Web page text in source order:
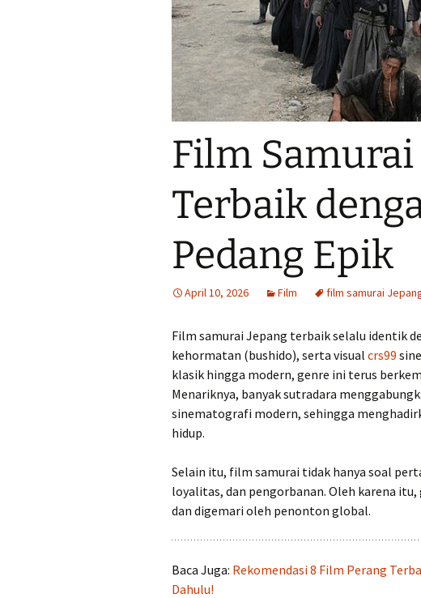
Film Samurai
Terbaik
Pedang Epik
April 10, 2026 Film film samurai
Film samurai Jepang terbaik selalu identik
kehormatan (bushido), serta visual crs99
klasik hingga modern, genre ini terus
Menariknya, banyak sutradara
sinematografi modern, sehingga
hidup.
Selain itu, film samurai tidak hanya soal
loyalitas, dan pengorbanan. Oleh karena
dan digemari oleh penonton global.
Baca Juga: Rekomendasi 8 Film Perang
Dahulu!